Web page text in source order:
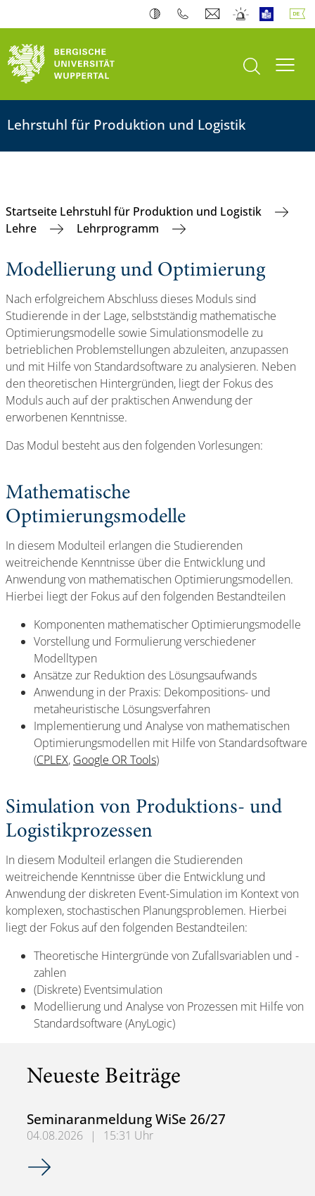
Suche öffnen
Lehrstuhl für Produktion und Logistik
Startseite Lehrstuhl für Produktion und Logistik
Lehre
Lehrprogramm
Modellierung und Optimierung
Nach erfolgreichem Abschluss dieses Moduls sind
Studierende in der Lage, selbstständig mathematische
Optimierungsmodelle sowie Simulationsmodelle zu
betrieblichen Problemstellungen abzuleiten, anzupassen
und mit Hilfe von Standardsoftware zu analysieren. Neben
den theoretischen Hintergründen, liegt der Fokus des
Moduls auch auf der praktischen Anwendung der
erworbenen Kenntnisse.
Das Modul besteht aus den folgenden Vorlesungen:
Mathematische
Optimierungsmodelle
In diesem Modulteil erlangen die Studierenden
weitreichende Kenntnisse über die Entwicklung und
Anwendung von mathematischen Optimierungsmodellen.
Hierbei liegt der Fokus auf den folgenden Bestandteilen
Komponenten mathematischer Optimierungsmodelle
Vorstellung und Formulierung verschiedener
Modelltypen
Ansätze zur Reduktion des Lösungsaufwands
Anwendung in der Praxis: Dekompositions- und
metaheuristische Lösungsverfahren
Implementierung und Analyse von mathematischen
Optimierungsmodellen mit Hilfe von Standardsoftware
(CPLEX, Google OR Tools)
Simulation von Produktions- und
Logistikprozessen
In diesem Modulteil erlangen die Studierenden
weitreichende Kenntnisse über die Entwicklung und
Anwendung der diskreten Event-Simulation im Kontext von
komplexen, stochastischen Planungsproblemen. Hierbei
liegt der Fokus auf den folgenden Bestandteilen:
Theoretische Hintergründe von Zufallsvariablen und -
zahlen
(Diskrete) Eventsimulation
Modellierung und Analyse von Prozessen mit Hilfe von
Standardsoftware (AnyLogic)
Neueste Beiträge
Seminaranmeldung WiSe 26/27
04.08.2026 |
15:31 Uhr
Seminaranmeldung WiSe 26/27